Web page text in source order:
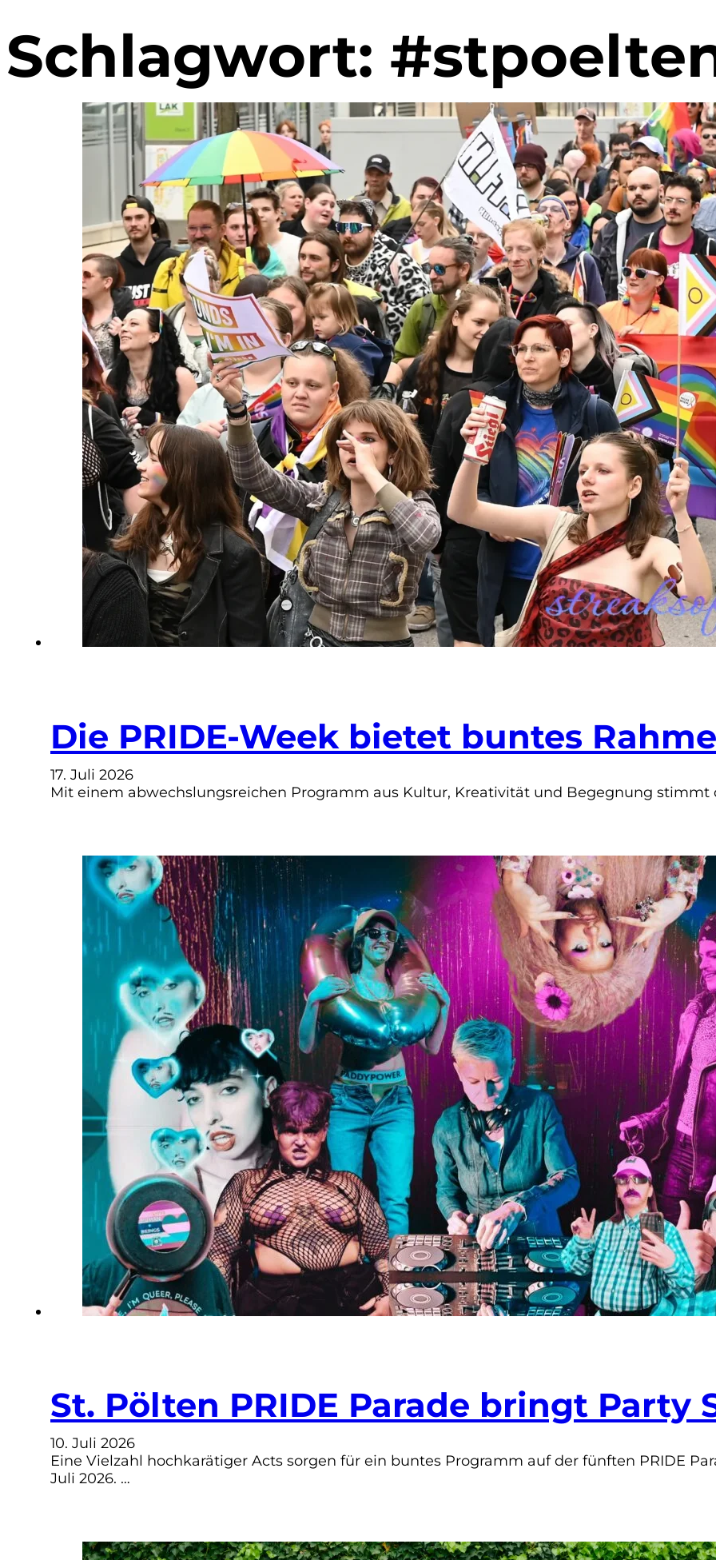
Schlagwort:
Die PRIDE-Week bietet buntes
17. Juli 2026
Mit einem abwechslungsreichen Programm aus Kultur, Kreativität und Begegnung stimmt
St. Pölten PRIDE Parade bringt
10. Juli 2026
Eine Vielzahl hochkarätiger Acts sorgen für ein buntes Programm auf der fünften PRIDE
Juli 2026. …